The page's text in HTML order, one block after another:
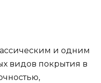
и одним
видов покрытия в